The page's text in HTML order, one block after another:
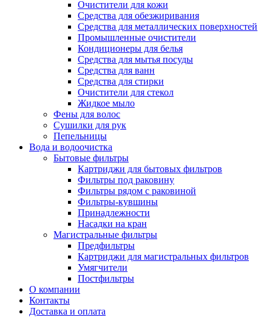
Очистители для кожи
Средства для обезжиривания
Средства для металлических поверхностей
Промышленные очистители
Кондиционеры для белья
Средства для мытья посуды
Средства для ванн
Средства для стирки
Очистители для стекол
Жидкое мыло
Фены для волос
Сушилки для рук
Пепельницы
Вода и водоочистка
Бытовые фильтры
Картриджи для бытовых фильтров
Фильтры под раковину
Фильтры рядом с раковиной
Фильтры-кувшины
Принадлежности
Насадки на кран
Магистральные фильтры
Предфильтры
Картриджи для магистральных фильтров
Умягчители
Постфильтры
О компании
Контакты
Доставка и оплата